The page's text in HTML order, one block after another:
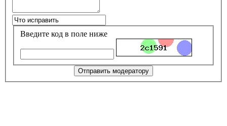
Введите код в поле ниже
Отправить модератору